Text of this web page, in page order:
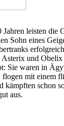
Jahren leisten die
Sohn eines
Asterix und
Sie waren in
mit einem
kämpften schon
aus.